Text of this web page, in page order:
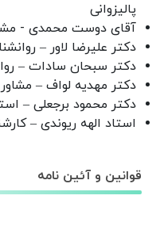
پالیزوانی
آقای دوست محمدی -
دکتر علیرضا لاور –
دکتر سبحان سادات –
دکتر مهدیه لواف – مشاور
دکتر محمود برجعلی –
استاد الهه ریوندی –
قوانین و آئین نامه